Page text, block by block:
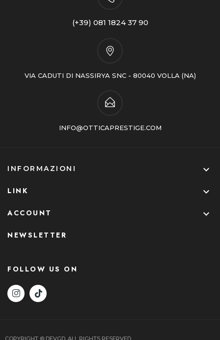
(+39) 081 1824 37 90
VIA CADUTI DI NASSIRYA SNC - 80040 VOLLA (NA)
INFO@OTTICAPRESTIGE.COM
INFORMAZIONI 
LINK 
ACCOUNT 
NEWSLETTER
FOLLOW US ON
COPYRIGHT © DEVGD. ALL RIGHTS RESERVED.